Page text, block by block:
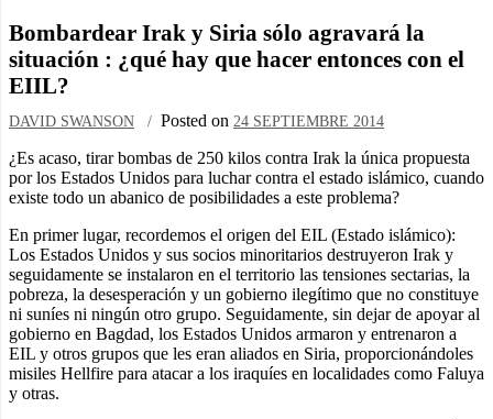
Bombardear Irak y Siria sólo agravará la
situación : ¿qué hay que hacer entonces con el
EIIL?
DAVID SWANSON Posted on 24 SEPTIEMBRE 2014
¿Es acaso, tirar bombas de 250 kilos contra Irak la única propuesta
por los Estados Unidos para luchar contra el estado islámico, cuando
existe todo un abanico de posibilidades a este problema?
En primer lugar, recordemos el origen del EIL (Estado islámico):
Los Estados Unidos y sus socios minoritarios destruyeron Irak y
seguidamente se instalaron en el territorio las tensiones sectarias, la
pobreza, la desesperación y un gobierno ilegítimo que no constituye
ni suníes ni ningún otro grupo. Seguidamente, sin dejar de apoyar al
gobierno en Bagdad, los Estados Unidos armaron y entrenaron a
EIL y otros grupos que les eran aliados en Siria, proporcionándoles
misiles Hellfire para atacar a los iraquíes en localidades como Faluya
y otras.